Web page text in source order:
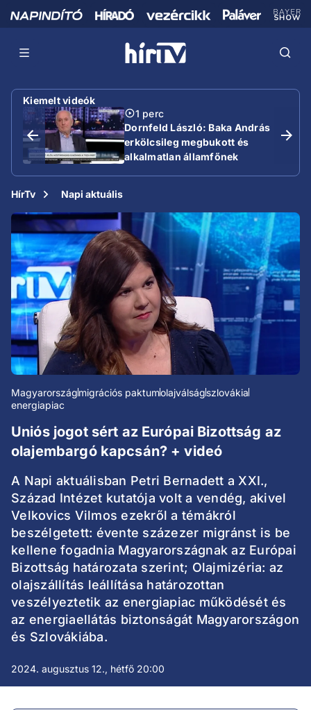
Kiemelt videók
1 perc
Dornfeld László: Baka András
erkölcsileg megbukott és
alkalmatlan államfőnek
HírTv Napi aktuális
Magyarországmigrációs paktumolajválságszlovákia
energiapiac
Uniós jogot sért az Európai Bizottság az
olajembargó kapcsán? + videó
A Napi aktuálisban Petri Bernadett a XXI.,
Század Intézet kutatója volt a vendég, akivel
Velkovics Vilmos ezekről a témákról
beszélgetett: évente százezer migránst is be
kellene fogadnia Magyarországnak az Európai
Bizottság határozata szerint; Olajmizéria: az
olajszállítás leállítása határozottan
veszélyeztetik az energiapiac működését és
az energiaellátás biztonságát Magyarországon
és Szlovákiába.
2024. augusztus 12., hétfő 20:00